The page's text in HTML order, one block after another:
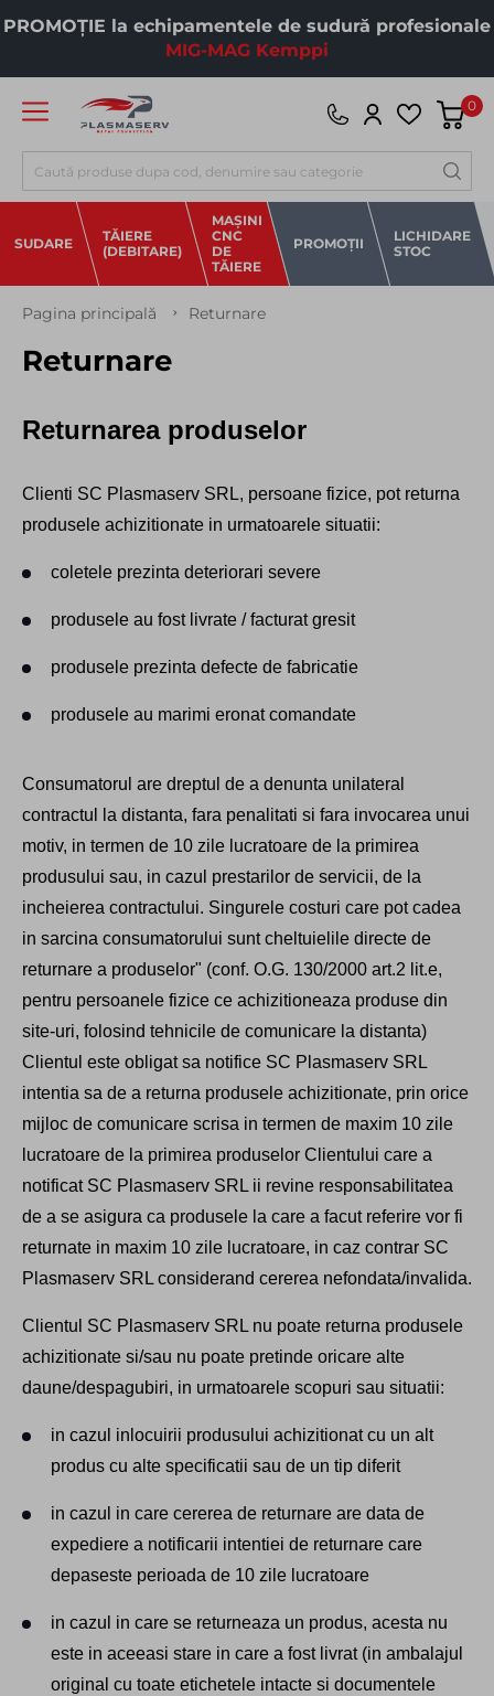
PROMOȚIE la echipamentele de sudură profesionale
MIG-MAG Kemppi
0
SUDARE
TĂIERE
(DEBITARE)
MAȘINI
CNC
DE
TĂIERE
PROMOȚII
LICHIDARE
STOC
Pagina principală Returnare
Returnare
Returnarea produselor
Clienti SC Plasmaserv SRL, persoane fizice, pot returna
produsele achizitionate in urmatoarele situatii:
coletele prezinta deteriorari severe
produsele au fost livrate / facturat gresit
produsele prezinta defecte de fabricatie
produsele au marimi eronat comandate
Consumatorul are dreptul de a denunta unilateral
contractul la distanta, fara penalitati si fara invocarea unui
motiv, in termen de 10 zile lucratoare de la primirea
produsului sau, in cazul prestarilor de servicii, de la
incheierea contractului. Singurele costuri care pot cadea
in sarcina consumatorului sunt cheltuielile directe de
returnare a produselor" (conf. O.G. 130/2000 art.2 lit.e,
pentru persoanele fizice ce achizitioneaza produse din
site-uri, folosind tehnicile de comunicare la distanta)
Clientul este obligat sa notifice SC Plasmaserv SRL
intentia sa de a returna produsele achizitionate, prin orice
mijloc de comunicare scrisa in termen de maxim 10 zile
lucratoare de la primirea produselor Clientului care a
notificat SC Plasmaserv SRL ii revine responsabilitatea
de a se asigura ca produsele la care a facut referire vor fi
returnate in maxim 10 zile lucratoare, in caz contrar SC
Plasmaserv SRL considerand cererea nefondata/invalida.
Clientul SC Plasmaserv SRL nu poate returna produsele
achizitionate si/sau nu poate pretinde oricare alte
daune/despagubiri, in urmatoarele scopuri sau situatii:
in cazul inlocuirii produsului achizitionat cu un alt
produs cu alte specificatii sau de un tip diferit
in cazul in care cererea de returnare are data de
expediere a notificarii intentiei de returnare care
depaseste perioada de 10 zile lucratoare
in cazul in care se returneaza un produs, acesta nu
este in aceeasi stare in care a fost livrat (in ambalajul
original cu toate etichetele intacte si documentele